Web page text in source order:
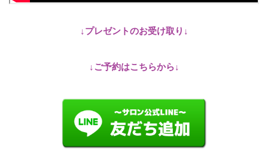
↓プレゼントのお受け取り↓
↓ご予約はこちらから↓